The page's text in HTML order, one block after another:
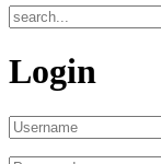
Login